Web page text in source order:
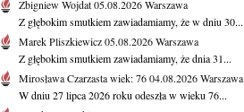
Zbigniew Wojdat05.08.2026Warszawa
Z głębokim smutkiem zawiadamiamy, że w dniu 30...
Marek Pliszkiewicz05.08.2026Warszawa
Z głębokim smutkiem zawiadamiamy, że dnia 31...
Mirosława Czarzastawiek: 7604.08.2026Warszawa
W dniu 27 lipca 2026 roku odeszła w wieku 76...